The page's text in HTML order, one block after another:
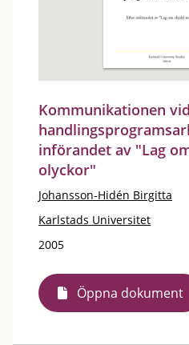
Kommunikationen
införandet av "Lag
olyckor"
Johansson-Hidén Birgitta
Karlstads Universitet
2005
Öppna dokument